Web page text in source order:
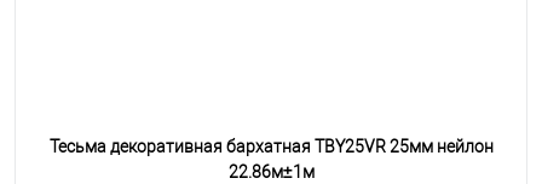
Тесьма декоративная бархатная TBY25VR 25мм нейлон
22.86м±1м